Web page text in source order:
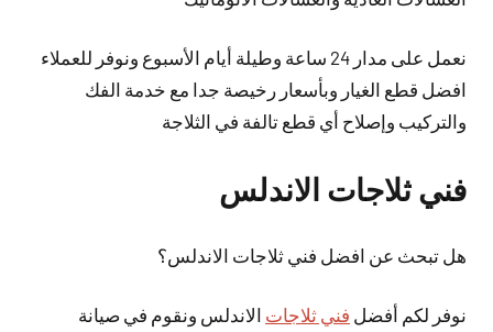
نعمل على مدار 24 ساعة وطيلة أيام الأسبوع ونوفر للعملاء
افضل قطع الغيار وبأسعار رخيصة جدا مع خدمة الفك
والتركيب وإصلاح أي قطع تالفة في الثلاجة
فني ثلاجات الاندلس
هل تبحث عن افضل فني ثلاجات الاندلس؟
نوفر لكم أفضل فني ثلاجات الاندلس ونقوم في صيانة